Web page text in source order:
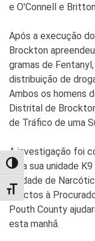
TOGGLE HIGH
TOGGLE FONT SIZE
e O'Connell e
Após a execução
Brockton
gramas de
distribuição de
Ambos os homens
Distrital de
de Tráfico de uma
A investigação foi
pela sua unidade K9
Unidade de
afectos à
Pouth County
esta manhã.